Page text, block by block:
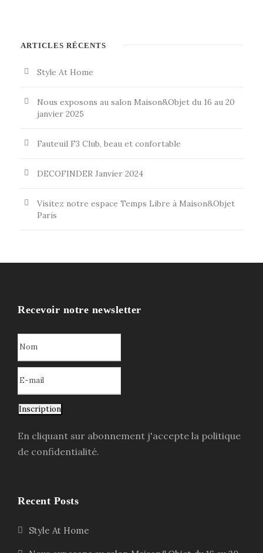
ARTICLES RÉCENTS
Style At Home
Nous exposons au salon Maison&Objet du 16 au 20
janvier 2025
Fauteuil F3 Club, beau et confortable
DECOFINDER Janvier 2024
Visitez notre espace Temps Libre à Maison&Objet
Paris
Recevoir notre newsletter
Inscription
En cliquant sur abonnement j'accepte la politique
de confidentialité.
Recent Posts
Style At Home